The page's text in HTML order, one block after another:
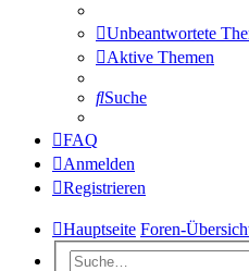
Unbeantwortete
Aktive Themen
Suche
FAQ
Anmelden
Registrieren
Hauptseite Foren-